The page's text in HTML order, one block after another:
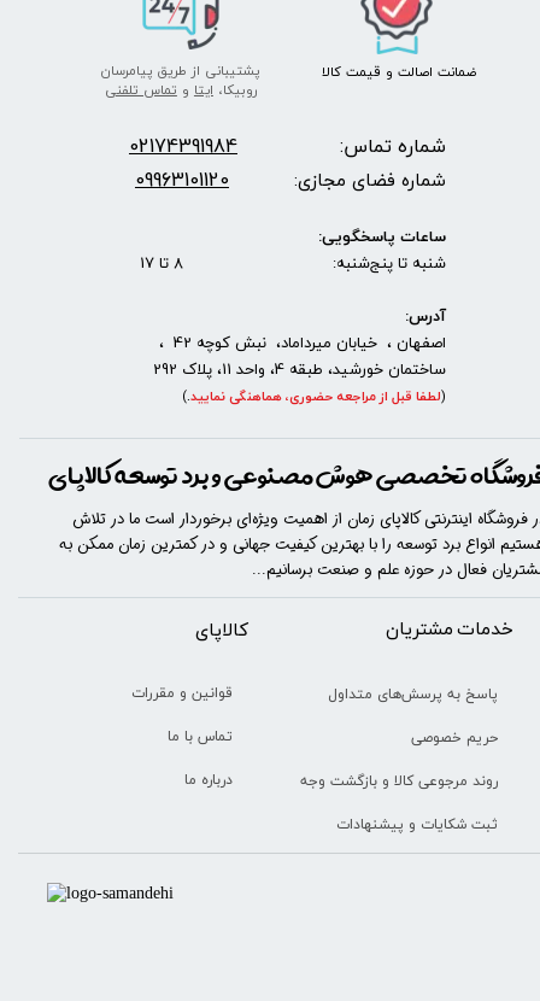
پشتیبانی از طریق پیامرسان
روبیکا، ایتا و تماس تلفنی
ضمانت اصالت و قیمت​​​​​​​ کالا ​​​​​​​
خدمات مشتریان
پاسخ به پرسش‌های متداول
حریم خصوصی
روند مرجوعی کالا و بازگشت وجه
ثبت شکایات و پیشنهادات
​​کالاپای
قوانین و مقررات
تماس با ما
درباره ما
تخصصی هوش مصنوعی و برد توسعه کالاپای
فروشگاه اینترنتی کالاپای زمان از اهمیت ویژه‌ای برخوردار است ما در تلاش
انواع برد توسعه را با​​​ بهترین کیفیت جهانی و در کمترین زمان ممکن به
فعال در حوزه علم و صنعت برسانیم...
شماره تماس: 02174391984
شماره فضای مجازی: 09963101120
ساعات پاسخگویی:
شنبه تا پنج‌شنبه: 8 تا 17
آدرس:
اصفهان ، خیابان میرداماد، نبش کوچه 42 ،
ساختمان خورشید، طبقه 4، واحد 11، پلاک 292
(لطفا قبل از مراجعه حضوری، هماهنگی نمایید.
)